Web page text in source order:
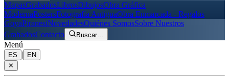
MapasGrabadosLibrosDibujosObra Gráfica
ModernaPostersFotografía AntiguaObra Enmarcada - Regalos
GoyaPiranesiNovedadesQuiénes SomosSobre Nuestros
GrabadosContacto Buscar…
Menú
ES |
EN
✕